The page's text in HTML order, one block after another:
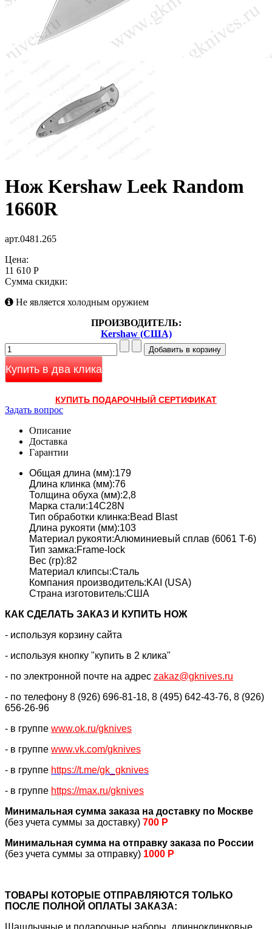
Нож Kershaw Leek Random
1660R
арт.0481.265
Цена:
11 610 Р
Сумма скидки:
Не является холодным оружием
ПРОИЗВОДИТЕЛЬ:
Kershaw (США)
Купить в два клика
КУПИТЬ ПОДАРОЧНЫЙ СЕРТИФИКАТ
Задать вопрос
Описание
Доставка
Гарантии
Общая длина (мм):179
Длина клинка (мм):76
Толщина обуха (мм):2,8
Марка стали:14C28N
Тип обработки клинка:Bead Blast
Длина рукояти (мм):103
Материал рукояти:Алюминиевый сплав (6061 T-6)
Тип замка:Frame-lock
Вес (гр):82
Материал клипсы:Сталь
Компания производитель:KAI (USA)
Страна изготовитель:США
КАК CДЕЛАТЬ ЗАКАЗ И КУПИТЬ НОЖ
- используя корзину сайта
- используя кнопку "купить в 2 клика"
- по электронной почте на адрес zakaz@gknives.ru
- по телефону 8 (926) 696-81-18, 8 (495) 642-43-76, 8 (926)
656-26-96
- в группе www.ok.ru/gknives
- в группе www.vk.com/gknives
- в группе https://t.me/gk_gknives
- в группе https://max.ru/gknives
Минимальная сумма заказа на доставку по Москве
(без учета суммы за доставку) 700 Р
Минимальная сумма на отправку заказа по России
(без учета суммы за отправку) 1000 Р
ТОВАРЫ КОТОРЫЕ ОТПРАВЛЯЮТСЯ ТОЛЬКО
ПОСЛЕ ПОЛНОЙ ОПЛАТЫ ЗАКАЗА:
Шашлычные и подарочные наборы, длинноклинковые